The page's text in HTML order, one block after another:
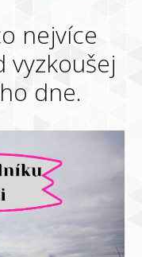
nejvíce
vyzkoušej
dne.